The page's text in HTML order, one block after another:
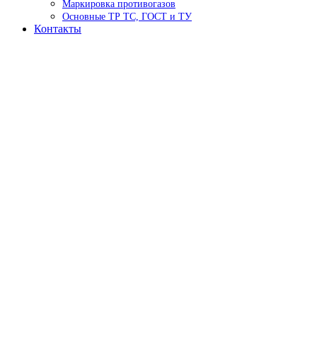
Маркировка противогазов
Основные ТР ТС, ГОСТ и ТУ
Контакты